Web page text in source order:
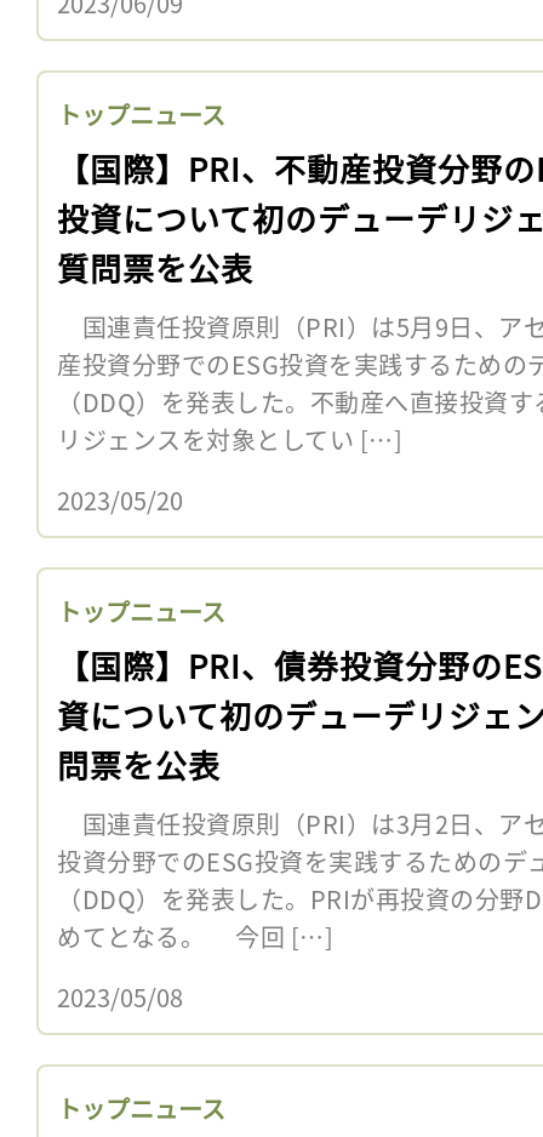
トップニュース
【国際】PRI、不動産投資分野の
投資について初のデューデリジ
質問票を公表
国連責任投資原則（PRI）は5月9日、ア
産投資分野でのESG投資を実践するための
（DDQ）を発表した。不動産へ直接投資
リジェンスを対象としてい […]
2023/05/20
トップニュース
【国際】PRI、債券投資分野の
資について初のデューデリジェ
問票を公表
国連責任投資原則（PRI）は3月2日、ア
投資分野でのESG投資を実践するためのデ
（DDQ）を発表した。PRIが再投資の分
めてとなる。 今回 […]
2023/05/08
トップニュース